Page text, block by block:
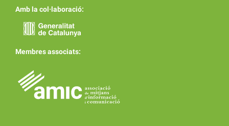
Amb la col·laboració:
Membres associats: